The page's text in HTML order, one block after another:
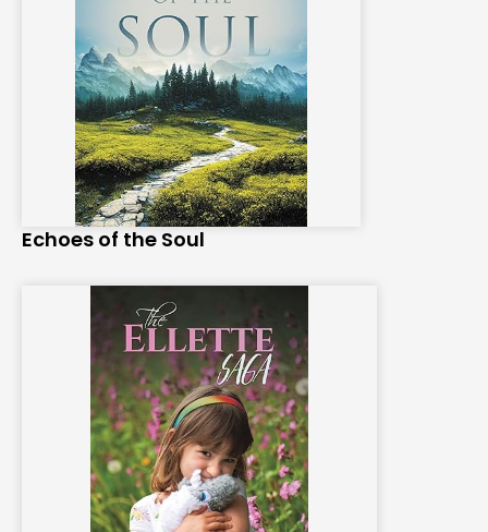
Echoes of the Soul